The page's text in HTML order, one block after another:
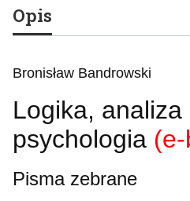
Opis
Bronisław Bandrowski
Logika, analiza
psychologia
Pisma zebrane